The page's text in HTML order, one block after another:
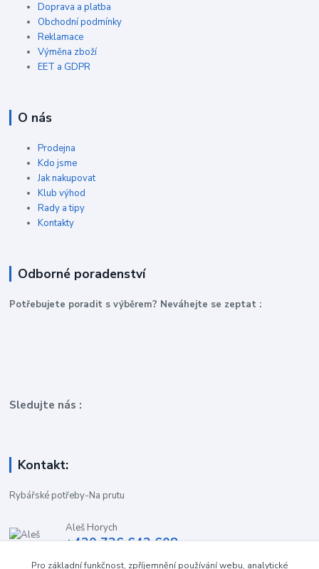
Doprava a platba
Obchodní podmínky
Reklamace
Výměna zboží
EET a GDPR
O nás
Prodejna
Kdo jsme
Jak nakupovat
Klub výhod
Rady a tipy
Kontakty
Odborné poradenství
Potřebujete poradit s výběrem? Neváhejte se zeptat :
Sledujte nás :
Kontakt:
Rybářské potřeby-Na prutu
Aleš Horych
+420 736 642 608
Pro základní funkčnost, zpříjemnění používání webu, analytické